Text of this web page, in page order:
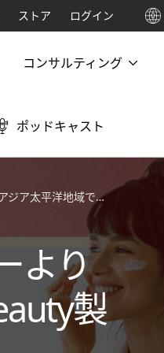
ストア ログイン
コンサルティング
ポッドキャスト
で人気のK-Beauty製品6点
より
製